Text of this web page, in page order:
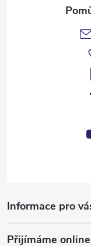
Informace pro
Přijímáme